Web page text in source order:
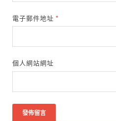
電子郵件地址*
個人網站網址